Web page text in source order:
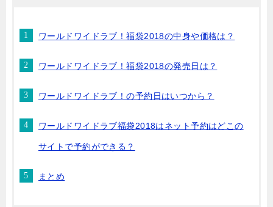
ワールドワイドラブ！福袋2018の中身や価格は？
ワールドワイドラブ！福袋2018の発売日は？
ワールドワイドラブ！の予約日はいつから？
ワールドワイドラブ福袋2018はネット予約はどこの
サイトで予約ができる？
まとめ